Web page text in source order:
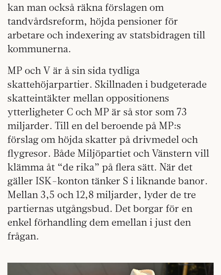
kan man också räkna förslagen om
tandvårdsreform, höjda pensioner för
arbetare och indexering av statsbidragen till
kommunerna.
MP och V är å sin sida tydliga
skattehöjarpartier. Skillnaden i budgeterade
skatteintäkter mellan oppositionens
ytterligheter C och MP är så stor som 73
miljarder. Till en del beroende på MP:s
förslag om höjda skatter på drivmedel och
flygresor. Både Miljöpartiet och Vänstern vill
klämma åt “de rika” på flera sätt. När det
gäller ISK-konton tänker S i liknande banor.
Mellan 3,5 och 12,8 miljarder, lyder de tre
partiernas utgångsbud. Det borgar för en
enkel förhandling dem emellan i just den
frågan.